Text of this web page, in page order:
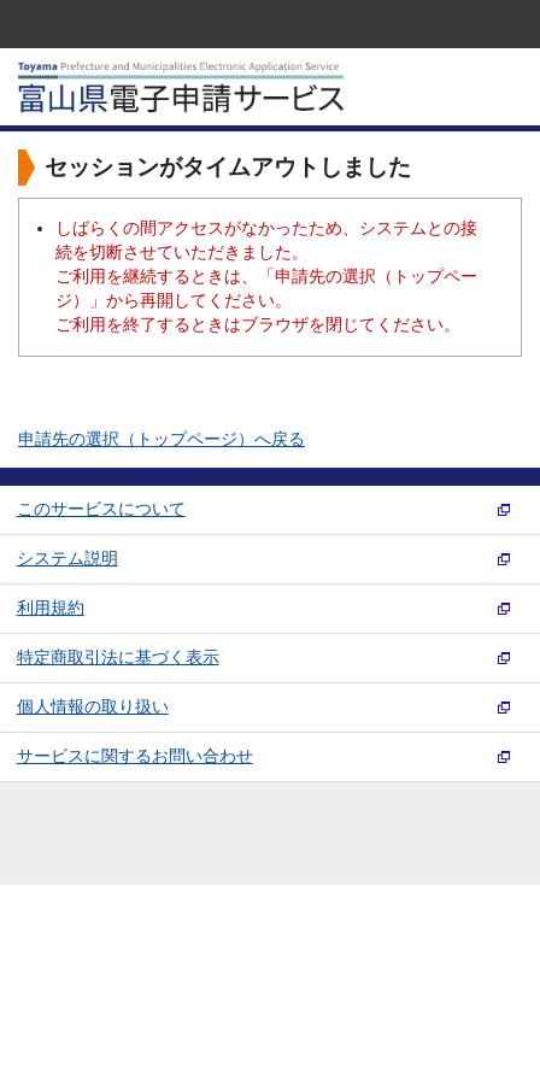
セッションがタイムアウトしました
しばらくの間アクセスがなかったため、システムとの接
続を切断させていただきました。
ご利用を継続するときは、「申請先の選択（トップペー
ジ）」から再開してください。
ご利用を終了するときはブラウザを閉じてください。
申請先の選択（トップページ）へ戻る
このサービスについて
システム説明
利用規約
特定商取引法に基づく表示
個人情報の取り扱い
サービスに関するお問い合わせ